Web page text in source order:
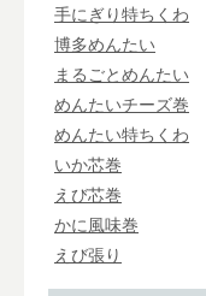
手にぎり特ちくわ
博多めんたい
まるごとめんたい
めんたいチーズ巻
めんたい特ちくわ
いか芯巻
えび芯巻
かに風味巻
えび張り